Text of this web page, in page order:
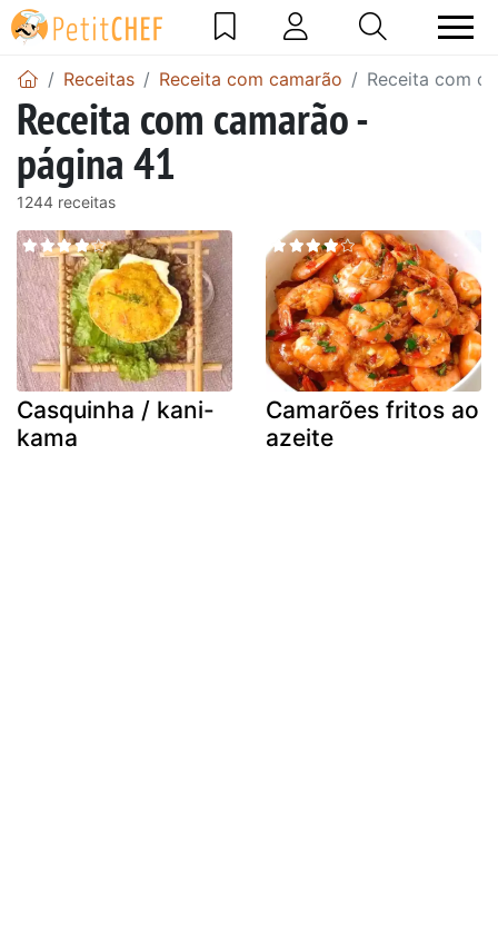
Receitas Receita com camarão Receita com
Receita com camarão -
página 41
1244 receitas
Casquinha / kani-
kama
Camarões fritos ao
azeite